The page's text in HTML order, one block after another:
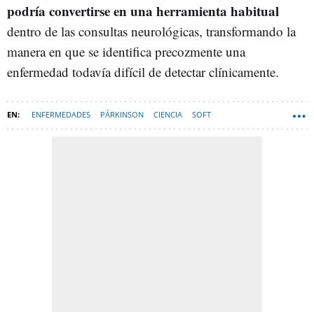
podría convertirse en una herramienta habitual
dentro de las consultas neurológicas, transformando la
manera en que se identifica precozmente una
enfermedad todavía difícil de detectar clínicamente.
ENFERMEDADES PÁRKINSON CIENCIA SOFT